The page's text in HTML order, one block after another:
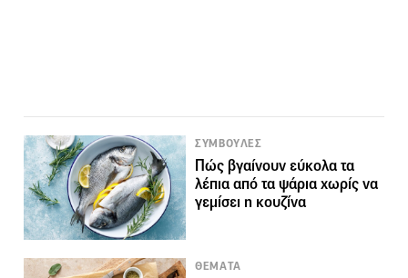
ΣΥΜΒΟΥΛΕΣ
Πώς βγαίνουν εύκολα τα
λέπια από τα ψάρια χωρίς να
γεμίσει η κουζίνα
ΘΕΜΑΤΑ